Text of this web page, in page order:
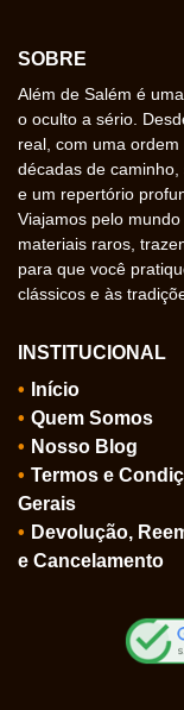
SOBRE
Além de Salém é
o oculto a sério.
real, com uma
décadas de
e um repertório
Viajamos pelo
materiais raros,
para que você
clássicos e às
INSTITUCIONAL
Início
Quem Somos
Nosso Blog
Termos e
Gerais
Devolução,
e Cancelamento